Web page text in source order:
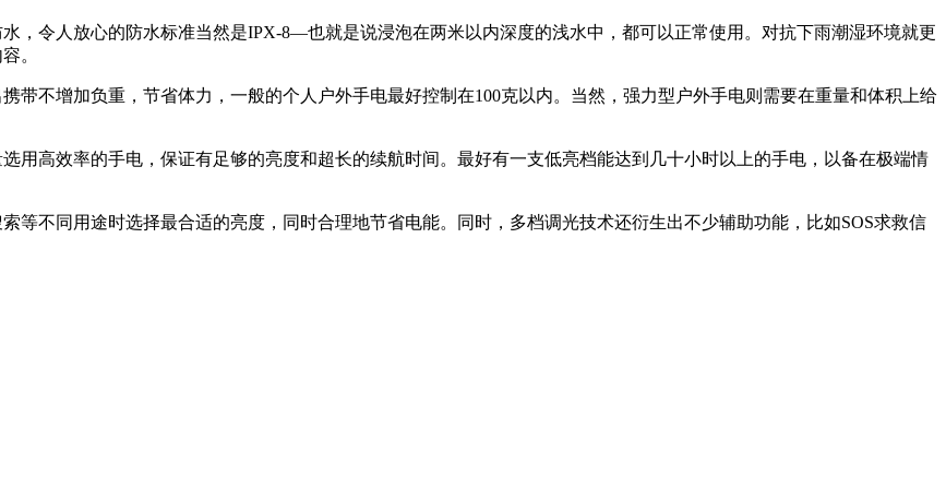
，令人放心的防水标准当然是IPX-8—也就是说浸泡在两米以内深度的浅水中，都可以正常使用。对抗下雨潮湿环境就更
。
带不增加负重，节省体力，一般的个人户外手电最好控制在100克以内。当然，强力型户外手电则需要在重量和体积上给
用高效率的手电，保证有足够的亮度和超长的续航时间。最好有一支低亮档能达到几十小时以上的手电，以备在极端情
等不同用途时选择最合适的亮度，同时合理地节省电能。同时，多档调光技术还衍生出不少辅助功能，比如SOS求救信